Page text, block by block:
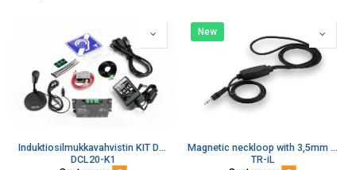
Induktiosilmukkavahvistin KIT DCL20, kiinteä asennus
DCL20-K1
New
Magnetic neckloop with 3,5mm jack connector
TR-iL